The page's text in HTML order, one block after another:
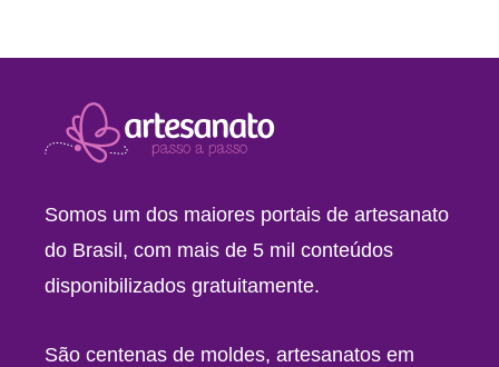
Somos um dos maiores portais de artesanato
do Brasil, com mais de 5 mil conteúdos
disponibilizados gratuitamente.
São centenas de moldes, artesanatos em